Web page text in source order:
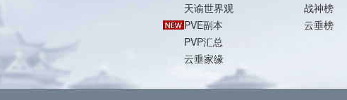
天谕世界观
PVE副本
PVP汇总
云垂家缘
战神榜
云垂榜